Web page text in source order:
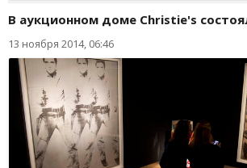
В аукционном доме Christie's
13 ноября 2014, 06:46